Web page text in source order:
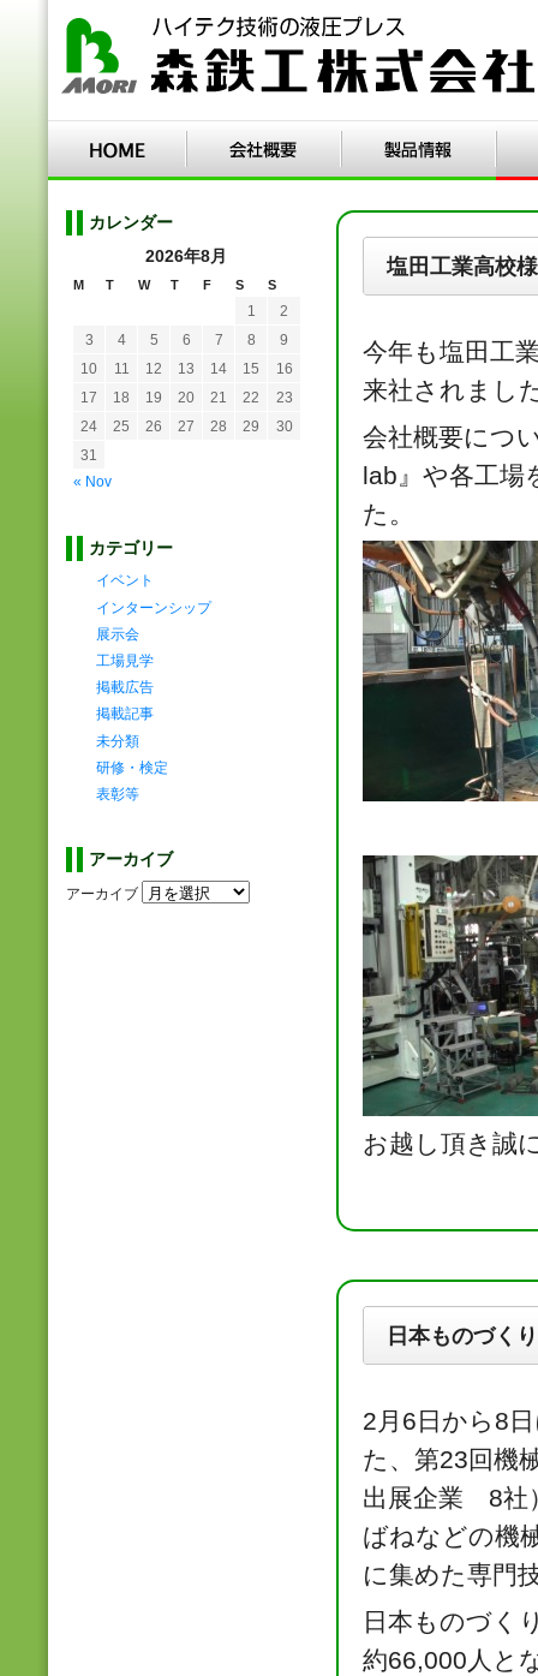
塩田工業高校
今年も塩田工
来社されまし
会社概要につ
lab』や各工場
た。
お越し頂き誠
日本ものづく
2月6日から8
た、第23回機
出展企業 8社
ばねなどの機
に集めた専門
日本ものづく
約66,000人と
カレンダー
2026年8月
M T W T F S S
« Nov
1
2
3
4 5 6 7 8
9
10
11 12 13 14 15
16
17
18 19 20 21 22
23
24
25 26 27 28 29
30
31
カテゴリー
イベント
インターンシップ
展示会
工場見学
掲載広告
掲載記事
未分類
研修・検定
表彰等
アーカイブ
アーカイブ